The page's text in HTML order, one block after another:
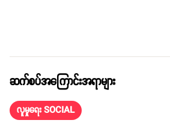
ဆက်စပ်အကြောင်းအရာများ
လူမှုရေး SOCIAL